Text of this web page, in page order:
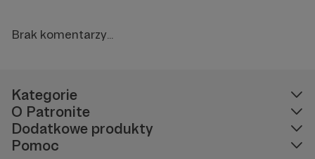
Brak komentarzy...
Kategorie
O Patronite
Dodatkowe produkty
Pomoc